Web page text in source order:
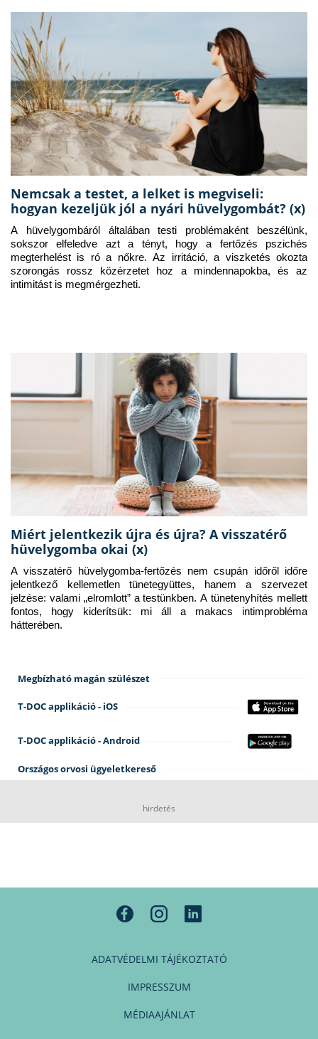
Nemcsak a testet, a lelket is megviseli:
hogyan kezeljük jól a nyári hüvelygombát? (x)
A hüvelygombáról általában testi problémaként beszélünk,
sokszor elfeledve azt a tényt, hogy a fertőzés pszichés
megterhelést is ró a nőkre. Az irritáció, a viszketés okozta
szorongás rossz közérzetet hoz a mindennapokba, és az
intimitást is megmérgezheti.
Miért jelentkezik újra és újra? A visszatérő
hüvelygomba okai (x)
A visszatérő hüvelygomba-fertőzés nem csupán időről időre
jelentkező kellemetlen tünetegyüttes, hanem a szervezet
jelzése: valami „elromlott” a testünkben. A tünetenyhítés mellett
fontos, hogy kiderítsük: mi áll a makacs intimprobléma
hátterében.
Megbízható magán szülészet
T-DOC applikáció - iOS
T-DOC applikáció - Android
Országos orvosi ügyeletkereső
hirdetés
ADATVÉDELMI TÁJÉKOZTATÓ
IMPRESSZUM
MÉDIAAJÁNLAT